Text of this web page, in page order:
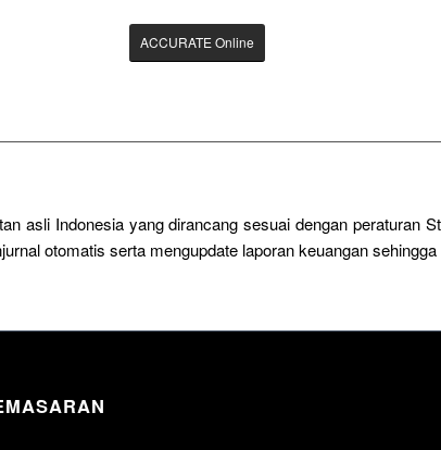
ACCURATE Online
asli Indonesia yang dirancang sesuai dengan peraturan
otomatis serta mengupdate laporan keuangan